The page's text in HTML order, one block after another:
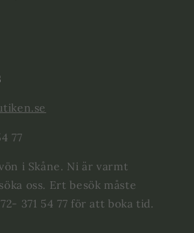
77
i Skåne. Ni är varmt
oss. Ert besök måste
371 54 77 för att boka tid.